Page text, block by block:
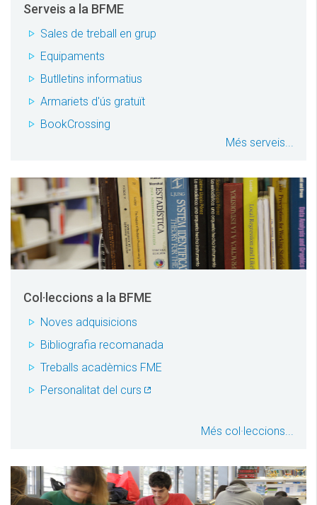
Serveis a la BFME
Sales de treball en grup
Equipaments
Butlletins informatius
Armariets d'ús gratuït
BookCrossing
Més serveis...
Col·leccions a la BFME
Noves adquisicions
Bibliografia recomanada
Treballs acadèmics FME
Personalitat del curs
Més col·leccions...